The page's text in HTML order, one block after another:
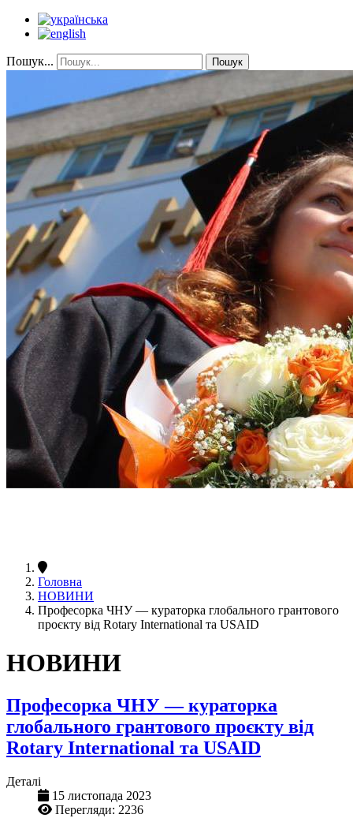
Пошук... Пошук
Головна
НОВИНИ
Професорка ЧНУ — кураторка глобального грантового
проєкту від Rotary International та USAID
НОВИНИ
Професорка ЧНУ — кураторка
глобального грантового проєкту від
Rotary International та USAID
Деталі
15 листопада 2023
Перегляди: 2236